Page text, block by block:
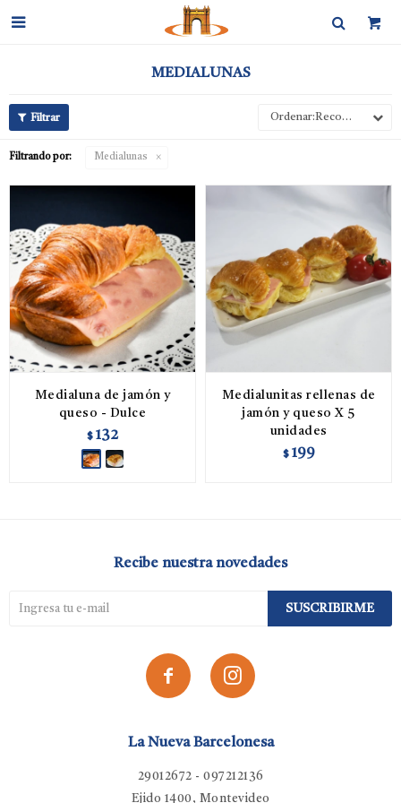

MEDIALUNAS
Recomendados
Filtrando por: Medialunas
Medialuna de jamón y
queso - Dulce
$ 132
Medialunitas rellenas de
jamón y queso X 5
unidades
$ 199
La Nueva Barcelonesa
29012672 - 097212136
Ejido 1400, Montevideo
Recibe nuestra novedades
SUSCRIBIRME
 